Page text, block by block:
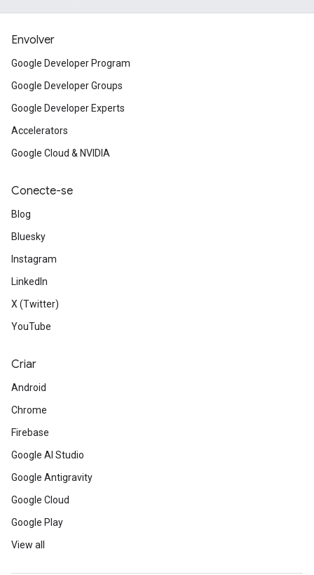
Envolver
Google Developer Program
Google Developer Groups
Google Developer Experts
Accelerators
Google Cloud & NVIDIA
Conecte-se
Blog
Bluesky
Instagram
LinkedIn
X (Twitter)
YouTube
Criar
Android
Chrome
Firebase
Google AI Studio
Google Antigravity
Google Cloud
Google Play
View all